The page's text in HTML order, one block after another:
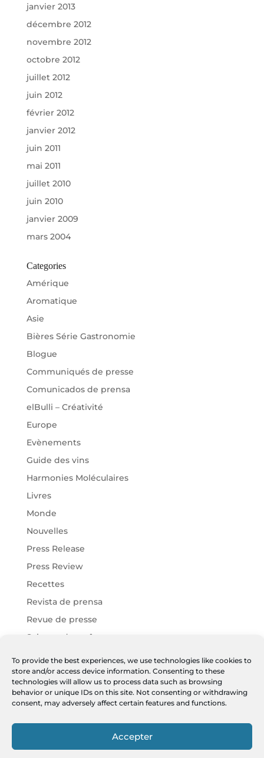
To provide the best experiences, we use technologies like cookies to
store and/or access device information. Consenting to these
technologies will allow us to process data such as browsing
behavior or unique IDs on this site. Not consenting or withdrawing
consent, may adversely affect certain features and functions.
Accepter
janvier 2013
décembre 2012
novembre 2012
octobre 2012
juillet 2012
juin 2012
février 2012
janvier 2012
juin 2011
mai 2011
juillet 2010
juin 2010
janvier 2009
mars 2004
Categories
Amérique
Aromatique
Asie
Bières Série Gastronomie
Blogue
Communiqués de presse
Comunicados de prensa
elBulli – Créativité
Europe
Evènements
Guide des vins
Harmonies Moléculaires
Livres
Monde
Nouvelles
Press Release
Press Review
Recettes
Revista de prensa
Revue de presse
Science des arômes
Vins Harmonies
Vins JF